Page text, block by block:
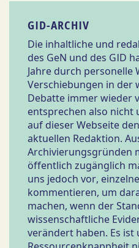
GID-ARCHIV
Die inhaltliche und
des GeN und des GID
Jahre durch personelle
Verschiebungen in der
Debatte immer wieder
entsprechen also nicht
auf dieser Webseite
aktuellen Redaktion.
Archivierungsgründen
öffentlich zugänglich
uns jedoch vor,
kommentieren, um
machen, wenn der
wissenschaftliche
verändert haben. Es ist